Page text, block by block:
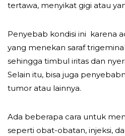
tertawa, menyikat gigi atau
Penyebab kondisi ini karena
yang menekan saraf
sehingga timbul iritas dan
Selain itu, bisa juga
tumor atau lainnya.
Ada beberapa cara untuk
seperti obat-obatan, injeksi,